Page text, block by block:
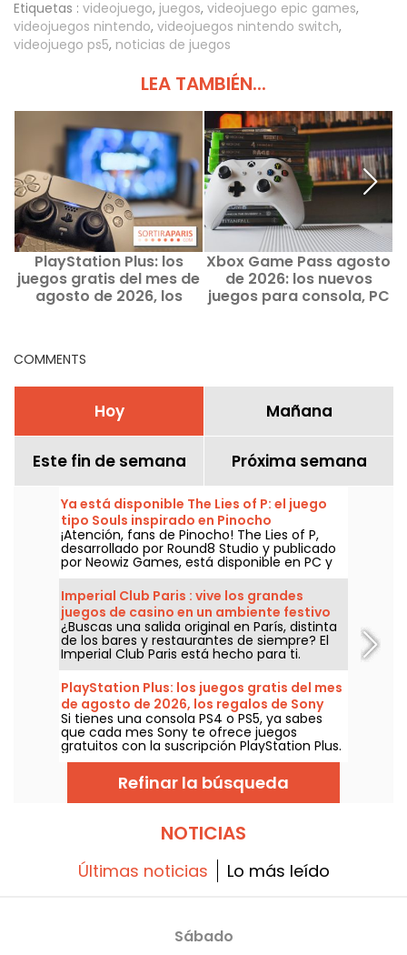
Etiquetas : videojuego, juegos, videojuego epic games,
videojuegos nintendo, videojuegos nintendo switch,
videojuego ps5, noticias de juegos
LEA TAMBIÉN...
PlayStation Plus: los
juegos gratis del mes de
agosto de 2026, los
Xbox Game Pass agosto
de 2026: los nuevos
juegos para consola, PC
COMMENTS
Hoy Mañana
Este fin de semana Próxima semana
Ya está disponible The Lies of P: el juego
tipo Souls inspirado en Pinocho
¡Atención, fans de Pinocho! The Lies of P,
desarrollado por Round8 Studio y publicado
por Neowiz Games, está disponible en PC y
consolas desde el 19 de septiembre de 2023.
Un juego tipo Souls inspirado más en el
cuento de Carlo Collodi que en la versión
animada de Disney... ¡Echa un vistazo al
último tráiler desvelado en la Gamescom
2023!
Imperial Club Paris : vive los grandes
juegos de casino en un ambiente festivo
en el corazón del 13º distrito
¿Buscas una salida original en París, distinta
de los bares y restaurantes de siempre? El
Imperial Club Paris está hecho para ti.
Ubicado en el 23 de la avenida d'Ivry, en el
distrito 13, este club de juegos, abierto todos
los días de 14:00 a 6:00, propone una
experiencia completa al estilo de los
grandes casinos — accesible tanto para
novatos como para jugadores
experimentados, en un ambiente festivo y
acogedor que no se encuentra en ningún
otro lugar de París.
PlayStation Plus: los juegos gratis del mes
de agosto de 2026, los regalos de Sony
que no te puedes perder
Si tienes una consola PS4 o PS5, ya sabes
que cada mes Sony te ofrece juegos
gratuitos con la suscripción PlayStation Plus.
Entonces, ¿cuáles son los juegos gratuitos
de agosto de 2026? Descubre la selección
de este mes.Refinar la búsqueda
NOTICIAS
Últimas noticias Lo más leído
Sábado